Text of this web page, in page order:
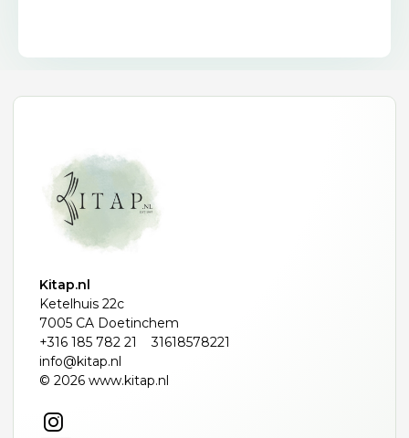
Kitap.nl
Ketelhuis 22c
7005 CA Doetinchem
+316 185 782 21
31618578221
info@kitap.nl
© 2026 www.kitap.nl